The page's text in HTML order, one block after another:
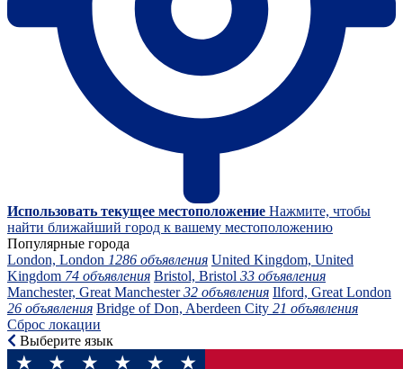
Использовать текущее местоположение Нажмите, чтобы
найти ближайший город к вашему местоположению
Популярные города
London, London 1286 объявления United Kingdom, United
Kingdom 74 объявления Bristol, Bristol 33 объявления
Manchester, Great Manchester32 объявления Ilford, Great London
26 объявления Bridge of Don, Aberdeen City 21 объявления
Сброс локации
Выберите язык